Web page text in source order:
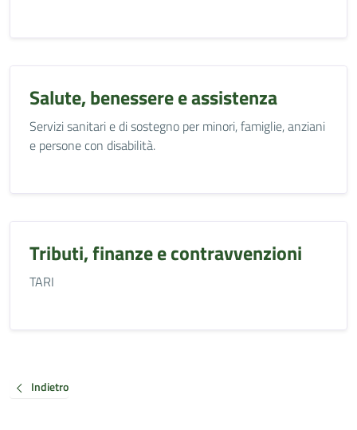
Salute, benessere e assistenza
Servizi sanitari e di sostegno per minori, famiglie, anziani
e persone con disabilità.
Tributi, finanze e contravvenzioni
TARI
Indietro